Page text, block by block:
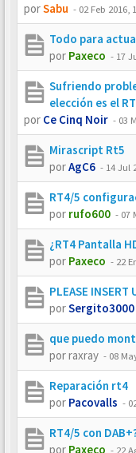
porSabu - 02 Feb 2016,
Todo para
por Paxeco - 17
Sufriendo
elección es el
por Ce Cinq Noir - 03
Mirascript Rt5
porAgC6 - 14 Jul
RT4/5
por rufo600 - 07
¿RT4 Pantalla
por Paxeco - 22
PLEASE INSERT
porSergito3000
que puedo
porraxray - 08
Reparación rt4
por Pacovalls -
RT4/5 con
por Paxeco - 22